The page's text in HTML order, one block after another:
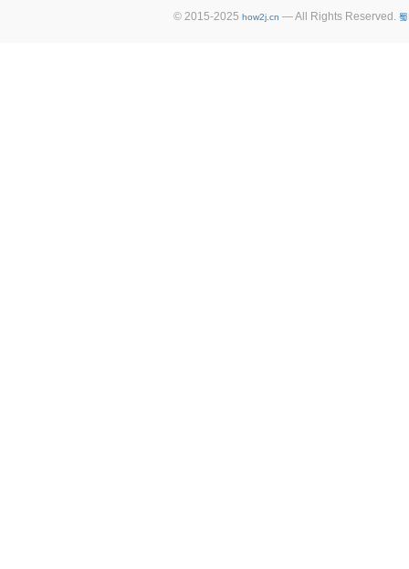
© 2015-2025 how2j.cn — All Rights Reserved.